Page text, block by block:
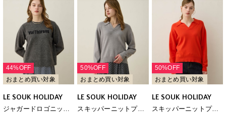
44%OFF
おまとめ買い対象
LE SOUK HOLIDAY
ジャガードロゴニット
50%OFF
おまとめ買い対象
LE SOUK HOLIDAY
スキッパーニットプル
50%OFF
おまとめ買い対象
LE SOUK HOLIDAY
スキッパーニットプル